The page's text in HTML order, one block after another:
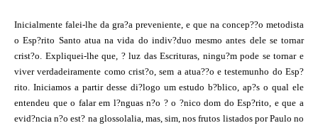
Inicialmente falei-lhe da gra?a preveniente, e que na concep??o metodista
o Esp?rito Santo atua na vida do indiv?duo mesmo antes dele se tornar
crist?o. Expliquei-lhe que, ? luz das Escrituras, ningu?m pode se tornar e
viver verdadeiramente como crist?o, sem a atua??o e testemunho do Esp?
rito. Iniciamos a partir desse di?logo um estudo b?blico, ap?s o qual ele
entendeu que o falar em l?nguas n?o ? o ?nico dom do Esp?rito, e que a
evid?ncia n?o est? na glossolalia, mas, sim, nos frutos listados por Paulo no